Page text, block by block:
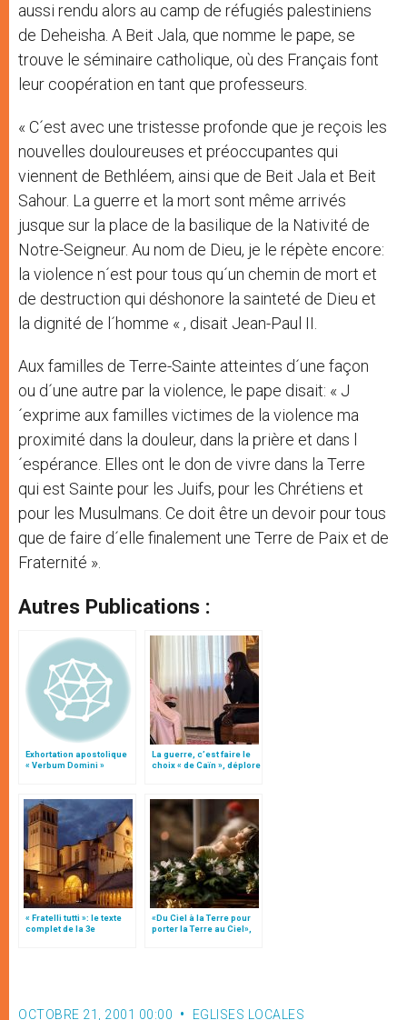
aussi rendu alors au camp de réfugiés palestiniens
de Deheisha. A Beit Jala, que nomme le pape, se
trouve le séminaire catholique, où des Français font
leur coopération en tant que professeurs.
« C´est avec une tristesse profonde que je reçois les
nouvelles douloureuses et préoccupantes qui
viennent de Bethléem, ainsi que de Beit Jala et Beit
Sahour. La guerre et la mort sont même arrivés
jusque sur la place de la basilique de la Nativité de
Notre-Seigneur. Au nom de Dieu, je le répète encore:
la violence n´est pour tous qu´un chemin de mort et
de destruction qui déshonore la sainteté de Dieu et
la dignité de l´homme « , disait Jean-Paul II.
Aux familles de Terre-Sainte atteintes d´une façon
ou d´une autre par la violence, le pape disait: « J
´exprime aux familles victimes de la violence ma
proximité dans la douleur, dans la prière et dans l
´espérance. Elles ont le don de vivre dans la Terre
qui est Sainte pour les Juifs, pour les Chrétiens et
pour les Musulmans. Ce doit être un devoir pour tous
que de faire d´elle finalement une Terre de Paix et de
Fraternité ».
Autres Publications :
Exhortation apostolique
« Verbum Domini »
La guerre, c’est faire le
choix « de Caïn », déplore
« Fratelli tutti »: le texte
complet de la 3e
«Du Ciel à la Terre pour
porter la Terre au Ciel»,
OCTOBRE 21, 2001 00:00 EGLISES LOCALES